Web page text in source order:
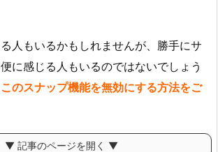
人もいるかもしれませんが、勝手にサ
に感じる人もいるのではないでしょう
このスナップ機能を無効にする方法をご
▼ 記事のページを開く ▼